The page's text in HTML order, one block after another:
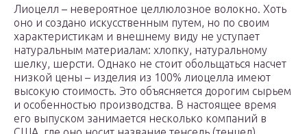
Лиоцелл – невероятное целлюлозное волокно. Хоть
оно и создано искусственным путем, но по своим
характеристикам и внешнему виду не уступает
натуральным материалам: хлопку, натуральному
шелку, шерсти. Однако не стоит обольщаться насчет
низкой цены – изделия из 100% лиоцелла имеют
высокую стоимость. Это объясняется дорогим сырьем
и особенностью производства. В настоящее время
его выпуском занимается несколько компаний в